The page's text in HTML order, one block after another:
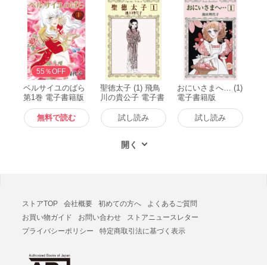
無料
55％OFF
ベルサイユのばら
第1巻 電子書籍版
無料で読む
聖徳太子 (1) 飛鳥
川の貴公子 電子書
籍版
試し読み
おにいさまへ… (1)
電子書籍版
試し読み
ストアTOP 会社概要 初めての方へ
よくあるご質問
お買い物ガイド
お問い合わせ
ストアニュースレター
プライバシーポリシー
特定商取引法に基づく表示